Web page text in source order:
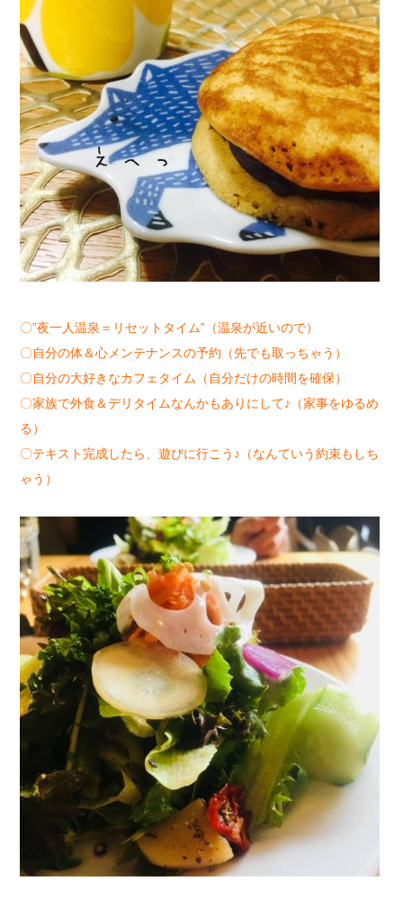
〇”夜一人温泉＝リセットタイム” （温泉が近いので）
〇自分の体＆心メンテナンスの予約（先でも取っちゃう）
〇自分の大好きなカフェタイム（自分だけの時間を確保）
〇家族で外食＆デリタイムなんかもありにして♪ （家事をゆるめ
る）
〇テキスト完成したら、遊びに行こう ♪ （なんていう約束もしち
ゃう）